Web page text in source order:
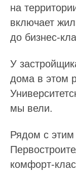
на
включает
до бизнес-
У
дома в этом
мы вели.
Рядом с
комфорт-